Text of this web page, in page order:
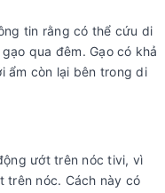
tin rằng có thể cứu di
qua đêm. Gạo có khả
ẩm còn lại bên trong di
ướt trên nóc tivi, vì
trên nóc. Cách này có